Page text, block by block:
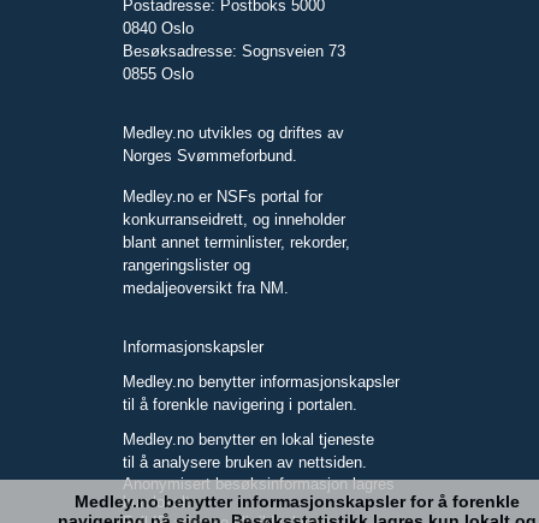
Postadresse: Postboks 5000
0840 Oslo
Besøksadresse: Sognsveien 73
0855 Oslo
Medley.no utvikles og driftes av
Norges Svømmeforbund.
Medley.no er NSFs portal for
konkurranseidrett, og inneholder
blant annet terminlister, rekorder,
rangeringslister og
medaljeoversikt fra NM.
Informasjonskapsler
Medley.no benytter informasjonskapsler
til å forenkle navigering i portalen.
Medley.no benytter en lokal tjeneste
til å analysere bruken av nettsiden.
Anonymisert besøksinformasjon lagres
kun lokalt.
Medley.no benytter informasjonskapsler for å forenkle